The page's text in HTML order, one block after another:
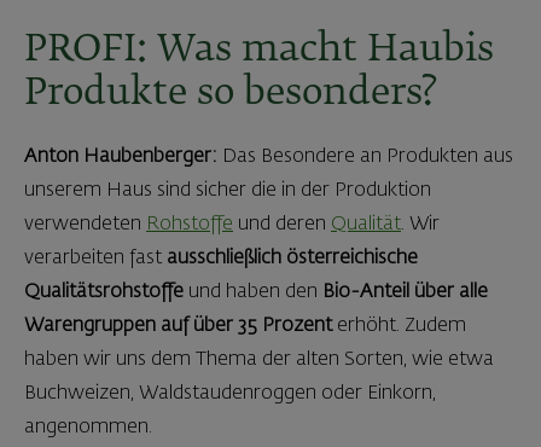
PROFI: Was macht Haubis
Produkte so besonders?
Anton Haubenberger: Das Besondere an Produkten aus
unserem Haus sind sicher die in der Produktion
verwendeten Rohstoffe und deren Qualität. Wir
verarbeiten fast ausschließlich österreichische
Qualitätsrohstoffe und haben den Bio-Anteil über alle
Warengruppen auf über 35 Prozenterhöht. Zudem
haben wir uns dem Thema der alten Sorten, wie etwa
Buchweizen, Waldstaudenroggen oder Einkorn,
angenommen.